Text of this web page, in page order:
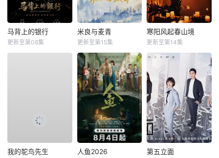
马背上的银行
更新至第08集
米良与麦青
更新至第15集
寒阳风起春山境
更新至第14集
我的鸵鸟先生 人鱼2026 第五立面